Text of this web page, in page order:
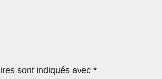
sont indiqués avec*